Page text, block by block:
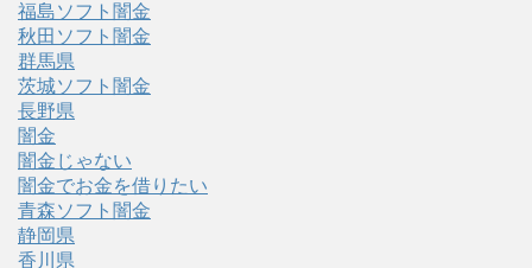
福島ソフト闇金
秋田ソフト闇金
群馬県
茨城ソフト闇金
長野県
闇金
闇金じゃない
闇金でお金を借りたい
青森ソフト闇金
静岡県
香川県